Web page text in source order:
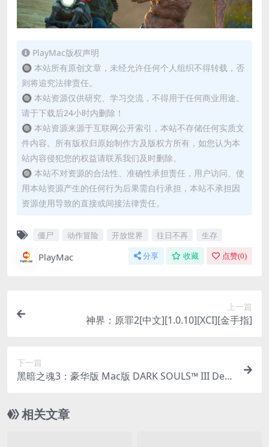
PlayMac版权声明
🔘 本站所有原创文章，未经允许任何个人组织不得转载，否
则将追究法律责任。
🔘 本站资源仅供研究、学习交流，不得用于任何商业用途。
请于下载后24小时内删除！
🔘 本站资源来源于互联网公开索引，本站不存储任何实质文
件内容。所有版权归原始制作方及版权方所有，如您认为本
站内容侵犯您的权益请联系我们及时删除。
🔘 本站不对资源的合法性、准确性承担责任，用户访问、使
用本站资源产生的任何行为后果需自行承担，本站不承担因
资源使用导致的直接或间接法律责任。
僵尸 动作冒险 开放世界 往日不再 生存
PlayMac 分享 收藏 点赞(0)
上一篇
神界：原罪2[中文][1.0.10][XCI][金手指]
下一篇
黑暗之魂3：豪华版 Mac版 DARK SOULS™ III Delu
戏的代表之作！
相关文章